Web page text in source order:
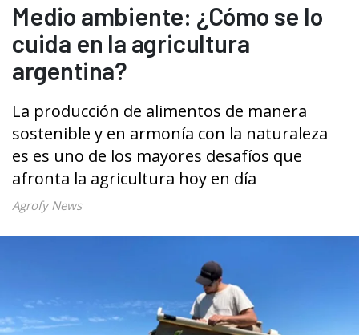
Medio ambiente: ¿Cómo se lo
cuida en la agricultura
argentina?
La producción de alimentos de manera
sostenible y en armonía con la naturaleza
es es uno de los mayores desafíos que
afronta la agricultura hoy en día
Agrofy News